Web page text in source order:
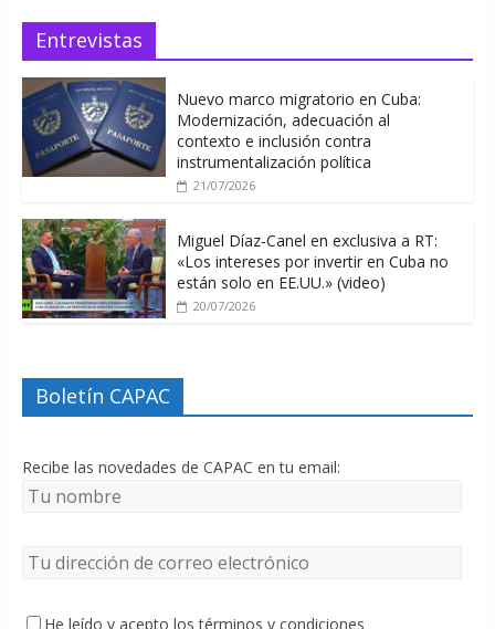
Entrevistas
Nuevo marco migratorio en Cuba:
Modernización, adecuación al
contexto e inclusión contra
instrumentalización política
21/07/2026
Miguel Díaz-Canel en exclusiva a RT:
«Los intereses por invertir en Cuba no
están solo en EE.UU.» (video)
20/07/2026
Boletín CAPAC
Recibe las novedades de CAPAC en tu email:
He leído y acepto los términos y condiciones